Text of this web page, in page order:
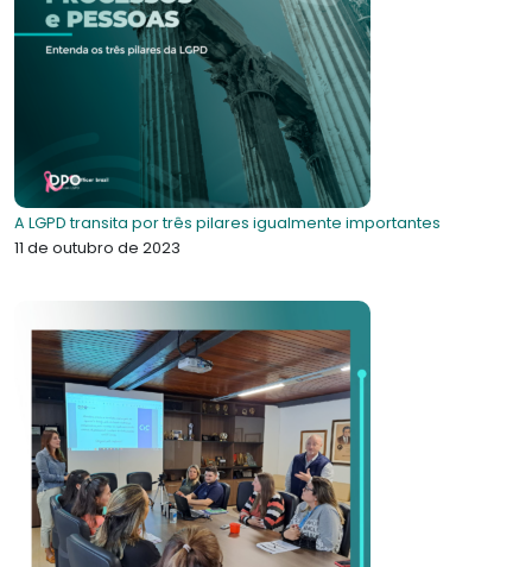
A LGPD transita por três pilares igualmente importantes
11 de outubro de 2023